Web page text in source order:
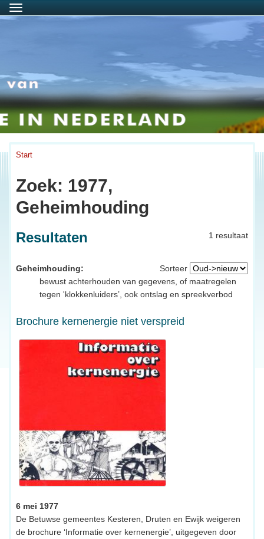
Menu
Start
Zoek: 1977,
Geheimhouding
1 resultaat
Resultaten
Sorteer
Geheimhouding:
bewust achterhouden van gegevens, of maatregelen
tegen 'klokkenluiders’, ook ontslag en spreekverbod
Brochure kernenergie niet verspreid
6 mei 1977
De Betuwse gemeentes Kesteren, Druten en Ewijk weigeren
de brochure ‘Informatie over kernenergie’, uitgegeven door